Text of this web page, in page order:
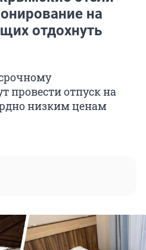
на
отдохнуть
провести отпуск на
низким ценам